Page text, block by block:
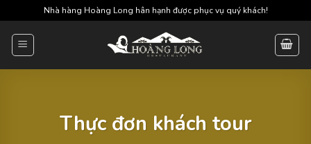
to
content
Nhà hàng Hoàng Long hân hạnh được phục vụ quý khách!
Thực đơn khách tour